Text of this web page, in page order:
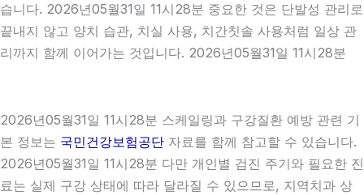
습니다. 2026년05월31일 11시28분 중요한 것은 단발성 관리로
끝내지 않고 양치 습관, 치실 사용, 치간칫솔 사용처럼 일상 관
리까지 함께 이어가는 것입니다. 2026년05월31일 11시28분
2026년05월31일 11시28분 스케일링과 구강질환 예방 관련 기
본 정보는 국민건강보험공단 자료를 함께 참고할 수 있습니다.
2026년05월31일 11시28분 다만 개인별 검진 주기와 필요한 진
료는 실제 구강 상태에 따라 달라질 수 있으므로, 지역치과 상